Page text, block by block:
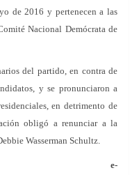
de 2016 y pertenecen a las
Nacional Demócrata de
del partido, en contra de
y se pronunciaron a
en detrimento de
obligó a renunciar a la
Wasserman Schultz.
e-